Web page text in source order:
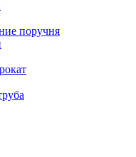
поручня